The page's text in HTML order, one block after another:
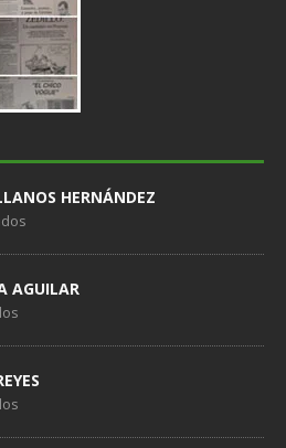
HERNÁNDEZ
AGUILAR